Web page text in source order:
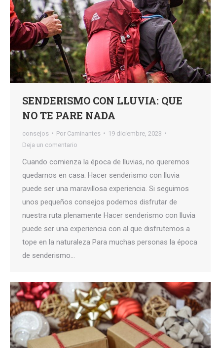
SENDERISMO CON LLUVIA: QUE
NO TE PARE NADA
consejos Por Caminantes
19 diciembre, 2023
Deja un comentario
Cuando comienza la época de lluvias, no queremos
quedarnos en casa. Hacer senderismo con lluvia
puede ser una maravillosa experiencia. Si seguimos
unos pequeños consejos podemos disfrutar de
nuestra ruta plenamente Hacer senderismo con lluvia
puede ser una experiencia con al que disfrutemos a
tope en la naturaleza Para muchas personas la época
de senderismo…